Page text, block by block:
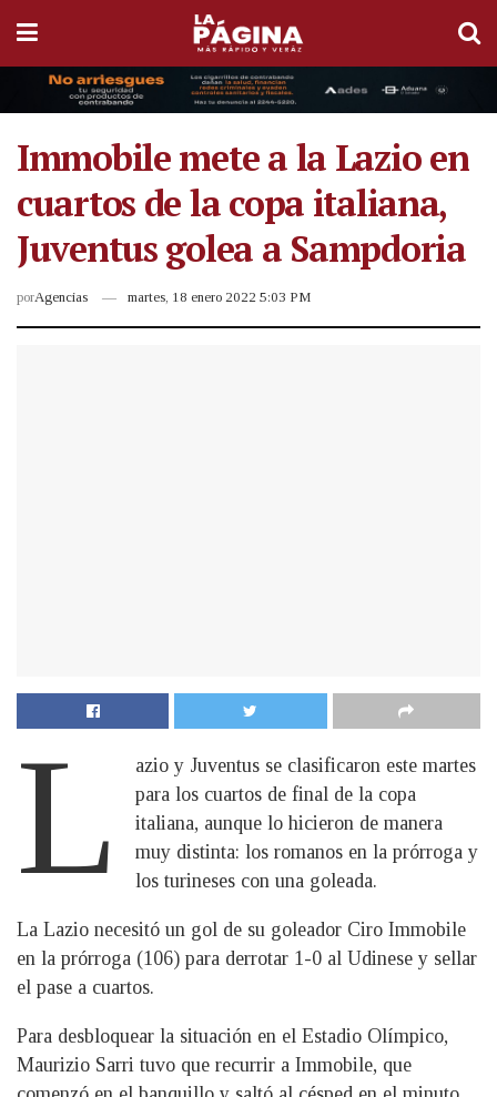
Immobile mete a la Lazio en
cuartos de la copa italiana,
Juventus golea a Sampdoria
porAgencias martes, 18 enero 2022 5:03 PM
L
azio y Juventus se clasificaron este martes
para los cuartos de final de la copa
italiana, aunque lo hicieron de manera
muy distinta: los romanos en la prórroga y
los turineses con una goleada.
La Lazio necesitó un gol de su goleador Ciro Immobile
en la prórroga (106) para derrotar 1-0 al Udinese y sellar
el pase a cuartos.
Para desbloquear la situación en el Estadio Olímpico,
Maurizio Sarri tuvo que recurrir a Immobile, que